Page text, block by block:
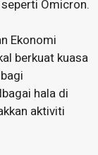
Omicron.
Ekonomi
berkuat kuasa
hala di
aktiviti